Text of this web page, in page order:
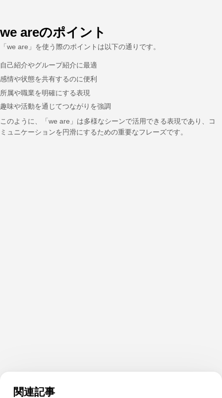
we areのポイント
「we are」を使う際のポイントは以下の通りです。
自己紹介やグループ紹介に最適
感情や状態を共有するのに便利
所属や職業を明確にする表現
趣味や活動を通じてつながりを強調
このように、「we are」は多様なシーンで活用できる表現であり、コ
ミュニケーションを円滑にするための重要なフレーズです。
関連記事